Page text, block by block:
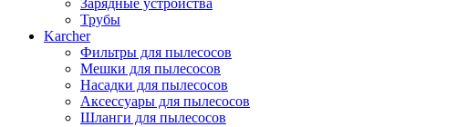
Зарядные устройства
Трубы
Karcher
Фильтры для пылесосов
Мешки для пылесосов
Насадки для пылесосов
Аксессуары для пылесосов
Шланги для пылесосов